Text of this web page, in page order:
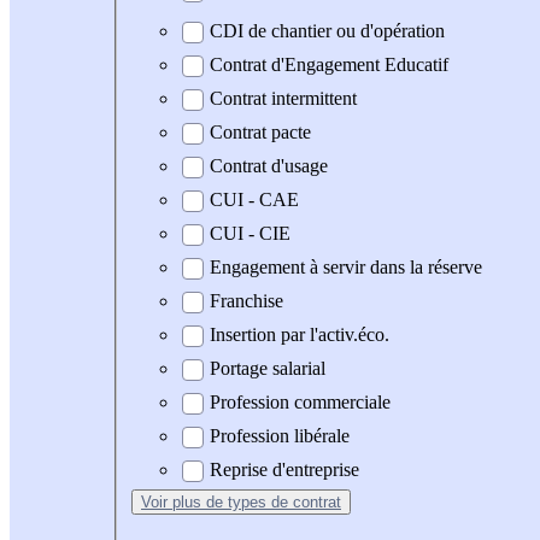
CDI de chantier ou d'opération
Contrat d'Engagement Educatif
Contrat intermittent
Contrat pacte
Contrat d'usage
CUI - CAE
CUI - CIE
Engagement à servir dans la réserve
Franchise
Insertion par l'activ.éco.
Portage salarial
Profession commerciale
Profession libérale
Reprise d'entreprise
Voir plus de types de contrat